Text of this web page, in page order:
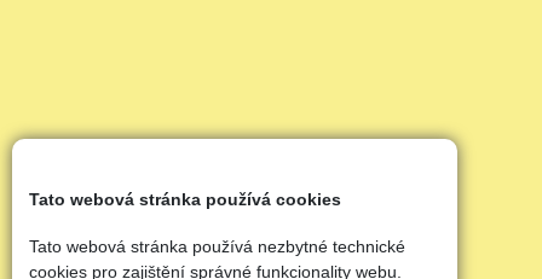
Tato webová stránka používá cookies
Tato webová stránka používá nezbytné technické
cookies pro zajištění správné funkcionality webu.